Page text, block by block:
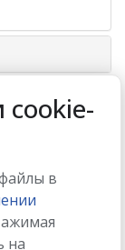
cookie-
в
на